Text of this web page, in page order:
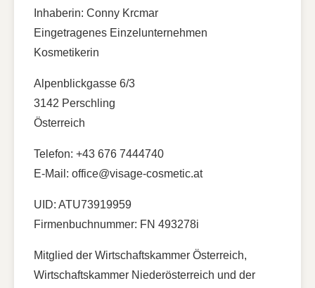
Inhaberin: Conny Krcmar
Eingetragenes Einzelunternehmen
Kosmetikerin
Alpenblickgasse 6/3
3142 Perschling
Österreich
Telefon: +43 676 7444740
E-Mail: office@visage-cosmetic.at
UID: ATU73919959
Firmenbuchnummer: FN 493278i
Mitglied der Wirtschaftskammer Österreich,
Wirtschaftskammer Niederösterreich und der